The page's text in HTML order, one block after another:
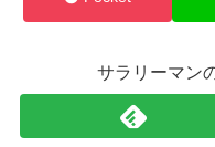
サラリーマン